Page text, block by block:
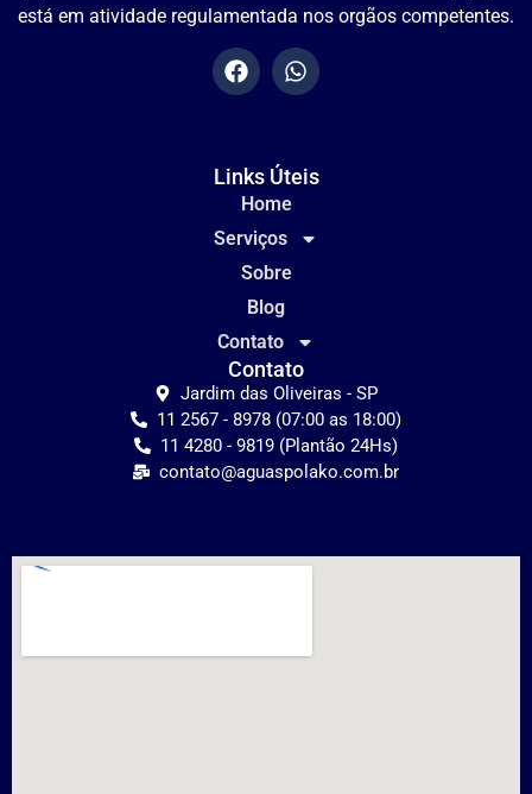
está em atividade regulamentada nos orgãos competentes.
Links Úteis
Home
Serviços
Sobre
Blog
Contato
Contato
Jardim das Oliveiras - SP
11 2567 - 8978 (07:00 as 18:00)
11 4280 - 9819 (Plantão 24Hs)
contato@aguaspolako.com.br